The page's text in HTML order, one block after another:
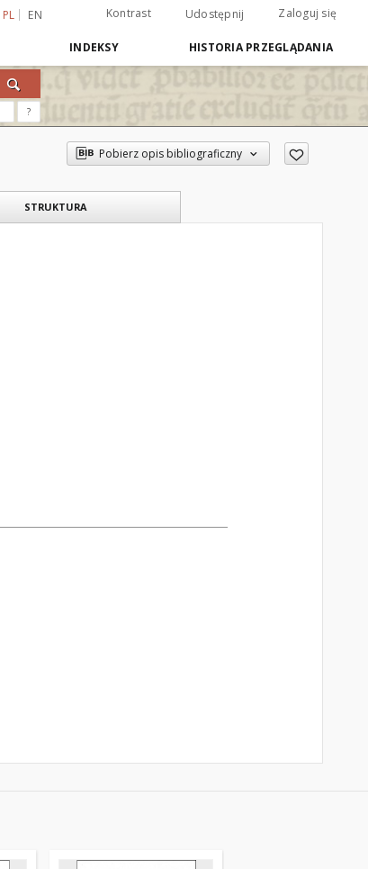
PL EN Kontrast Udostępnij Zaloguj się
INDEKSY HISTORIA PRZEGLĄDANIA
?
Pobierz opis bibliograficzny
STRUKTURA